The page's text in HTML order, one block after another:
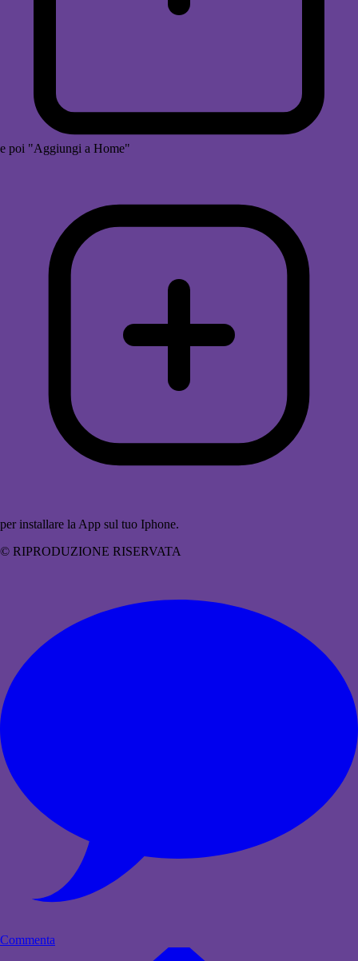
e poi "Aggiungi a Home"
per installare la App sul tuo Iphone.
© RIPRODUZIONE RISERVATA
Commenta